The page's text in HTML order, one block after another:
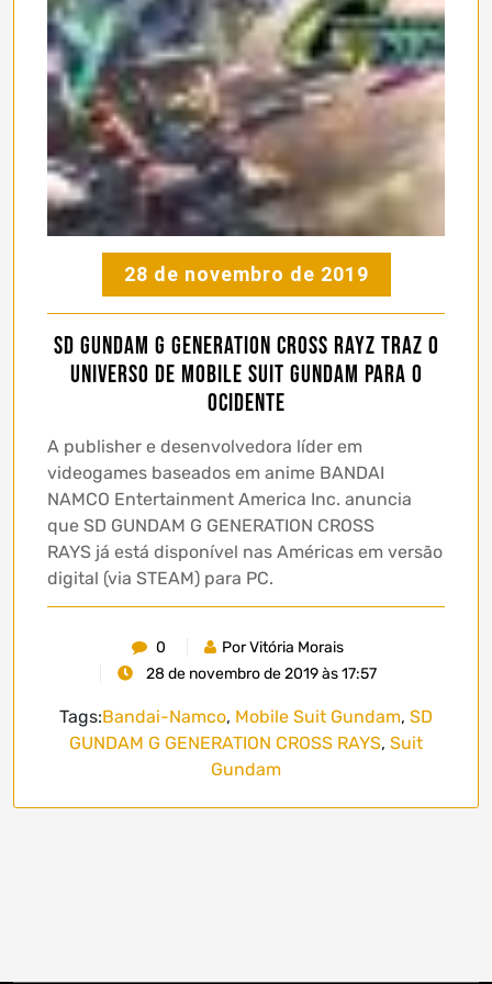
28 de novembro de 2019
SD Gundam G Generation Cross Rayz traz o
universo de Mobile Suit Gundam para o
Ocidente
A publisher e desenvolvedora líder em
videogames baseados em anime BANDAI
NAMCO Entertainment America Inc. anuncia
que SD GUNDAM G GENERATION CROSS
RAYS já está disponível nas Américas em versão
digital (via STEAM) para PC.
0
Por Vitória Morais
28 de novembro de 2019 às 17:57
Tags:Bandai-Namco, Mobile Suit Gundam, SD
GUNDAM G GENERATION CROSS RAYS, Suit
Gundam